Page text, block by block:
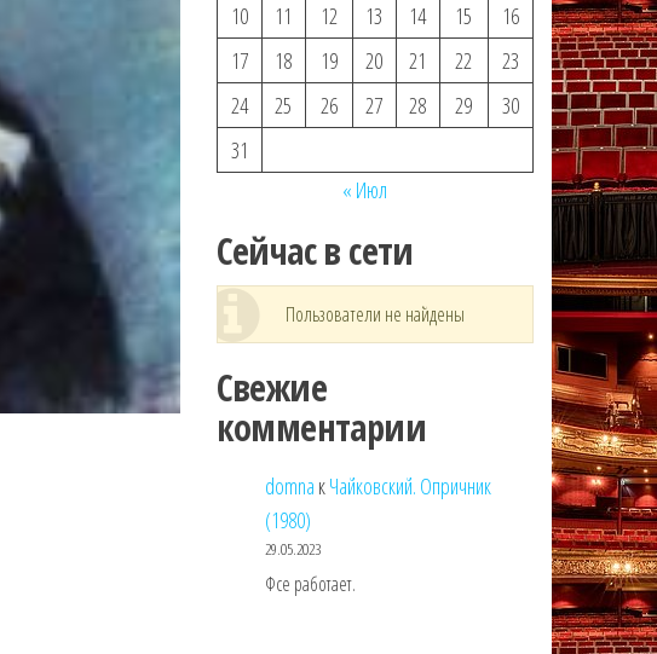
10
11 12 13 14 15
16
17
18 19 20 21 22
23
24
25 26 27 28 29
30
31
« Июл
Сейчас в сети
Пользователи не найдены
Свежие
комментарии
domna кЧайковский. Опричник
(1980)
29.05.2023
Фсе работает.